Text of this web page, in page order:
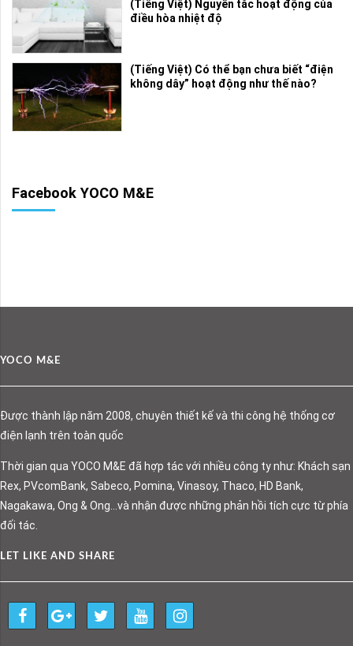
(Tiếng Việt) Nguyên tắc hoạt động của
điều hòa nhiệt độ
(Tiếng Việt) Có thể bạn chưa biết “điện
không dây” hoạt động như thế nào?
Facebook YOCO M&E
YOCO M&E
Được thành lập năm 2008, chuyên thiết kế và thi công hệ thống cơ
điện lạnh trên toàn quốc
Thời gian qua YOCO M&E đã hợp tác với nhiều công ty như: Khách sạn
Rex, PVcomBank, Sabeco, Pomina, Vinasoy, Thaco, HD Bank,
Nagakawa, Ong & Ong…và nhận được những phản hồi tích cực từ phía
đối tác.
LET LIKE AND SHARE